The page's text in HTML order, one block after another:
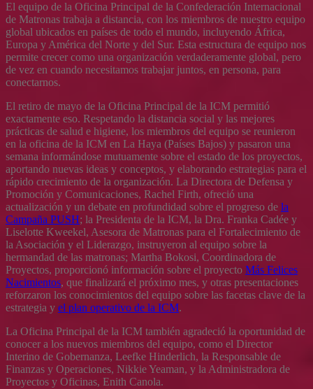
El equipo de la Oficina Principal de la Confederación Internacional
de Matronas trabaja a distancia, con los miembros de nuestro equipo
global ubicados en países de todo el mundo, incluyendo África,
Europa y América del Norte y del Sur. Esta estructura de equipo nos
permite crecer como una organización verdaderamente global, pero
de vez en cuando necesitamos trabajar juntos, en persona, para
conectarnos.
El retiro de mayo de la Oficina Principal de la ICM permitió
exactamente eso. Respetando la distancia social y las mejores
prácticas de salud e higiene, los miembros del equipo se reunieron
en la oficina de la ICM en La Haya (Países Bajos) y pasaron una
semana informándose mutuamente sobre el estado de los proyectos,
aportando nuevas ideas y conceptos, y elaborando estrategias para el
rápido crecimiento de la organización. La Directora de Defensa y
Promoción y Comunicaciones, Rachel Firth, ofreció una
actualización y un debate en profundidad sobre el progreso de la
Campaña PUSH; la Presidenta de la ICM, la Dra. Franka Cadée y
Liselotte Kweekel, Asesora de Matronas para el Fortalecimiento de
la Asociación y el Liderazgo, instruyeron al equipo sobre la
hermandad de las matronas; Martha Bokosi, Coordinadora de
Proyectos, proporcionó información sobre el proyecto Más Felices
Nacimientos, que finalizará el próximo mes, y otras presentaciones
reforzaron los conocimientos del equipo sobre las facetas clave de la
estrategia y el plan operativo de la ICM.
La Oficina Principal de la ICM también agradeció la oportunidad de
conocer a los nuevos miembros del equipo, como el Director
Interino de Gobernanza, Leefke Hinderlich, la Responsable de
Finanzas y Operaciones, Nikkie Yeaman, y la Administradora de
Proyectos y Oficinas, Enith Canola.